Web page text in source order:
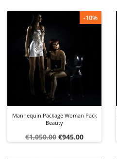
-10%
Mannequin Package Woman Pack
Beauty
Regular
€1,050.00 Price
€945.00